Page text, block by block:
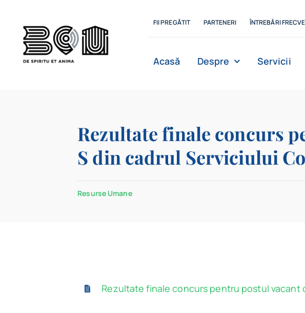
content
FII PREGĂTIT PARTENERI ÎNTREBĂRI
Acasă Despre
Departamente
Servicii
Rezultate finale concurs
S din cadrul Serviciului
Resurse Umane
Rezultate finale concurs pentru postul vacant